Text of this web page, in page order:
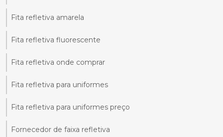
Fita refletiva amarela
Fita refletiva fluorescente
Fita refletiva onde comprar
Fita refletiva para uniformes
Fita refletiva para uniformes preço
Fornecedor de faixa refletiva